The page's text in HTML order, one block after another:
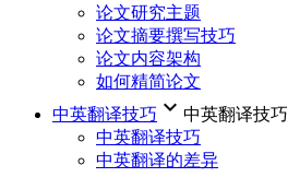
论文研究主题
论文摘要撰写技巧
论文内容架构
如何精简论文
中英翻译技巧 keyboard_arrow_down 中英翻译技巧
中英翻译技巧
中英翻译的差异